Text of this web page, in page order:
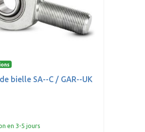
bielle SA--C / GAR--UK
en 3-5 jours